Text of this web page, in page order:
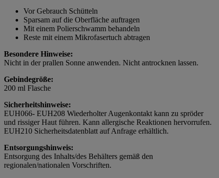
Vor Gebrauch Schütteln
Sparsam auf die Oberfläche auftragen
Mit einem Polierschwamm behandeln
Reste mit einem Mikrofasertuch abtragen
Besondere Hinweise:
Nicht in der prallen Sonne anwenden. Nicht antrocknen lassen.
Gebindegröße:
200 ml Flasche
Sicherheitshinweise:
EUH066- EUH208 Wiederholter Augenkontakt kann zu spröder
und rissiger Haut führen. Kann allergische Reaktionen hervorrufen.
EUH210 Sicherheitsdatenblatt auf Anfrage erhältlich.
Entsorgungshinweis:
Entsorgung des Inhalts/des Behälters gemäß den
regionalen/nationalen Vorschriften.